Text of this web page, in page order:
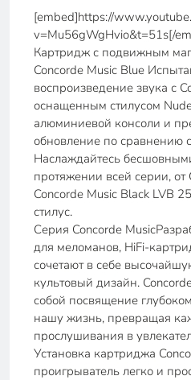
[embed]https://
v=Mu56gWgHvio&t=51s[/
Картридж с подвижным
Concorde Music Blue
воспроизведение звука с
оснащенным стилусом
алюминиевой консоли и
обновление по сравнению
Наслаждайтесь
протяжении всей серии, от
Concorde Music Black LVB
стилус.
Серия Concorde
для меломанов, HiFi-
сочетают в себе
культовый дизайн.
собой посвящение
нашу жизнь, превращая
прослушивания в
Установка картриджа
проигрыватель легко и